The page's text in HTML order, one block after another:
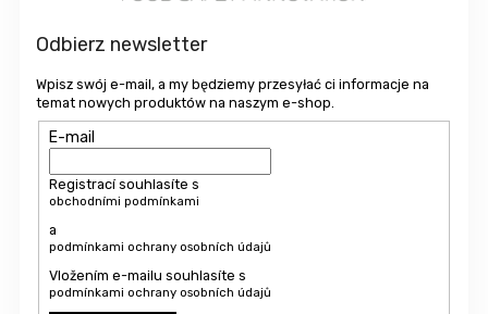
Odbierz newsletter
Wpisz swój e-mail, a my będziemy przesyłać ci informacje na
temat nowych produktów na naszym e-shop.
E-mail
Registrací souhlasíte s
obchodními podmínkami
a
podmínkami ochrany osobních údajů
Vložením e-mailu souhlasíte s
podmínkami ochrany osobních údajů